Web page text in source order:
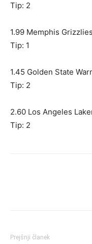
Tip: 2
1.99 Memphis
Tip: 1
1.45 Golden State
Tip: 2
2.60 Los Angeles
Tip: 2
Prejšnji članek